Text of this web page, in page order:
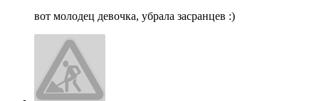
вот молодец девочка, убрала засранцев :)